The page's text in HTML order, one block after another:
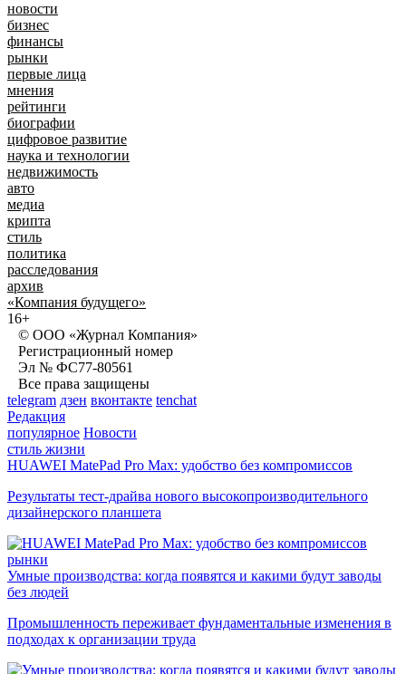
новости
бизнес
финансы
рынки
первые лица
мнения
рейтинги
биографии
цифровое развитие
наука и технологии
недвижимость
авто
медиа
крипта
стиль
политика
расследования
архив
«Компания будущего»
16+
© ООО «Журнал Компания»
Регистрационный номер
Эл № ФС77-80561
Все права защищены
telegram дзен вконтакте tenchat
Редакция
популярное Новости
стиль жизни
HUAWEI MatePad Pro Max: удобство без компромиссов
Результаты тест-драйва нового высокопроизводительного
дизайнерского планшета
рынки
Умные производства: когда появятся и какими будут заводы
без людей
Промышленность переживает фундаментальные изменения в
подходах к организации труда